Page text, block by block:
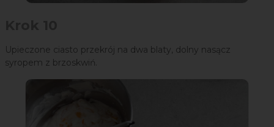
Upieczone ciasto przekrój na dwa blaty, dolny nasącz
syropem z brzoskwiń.